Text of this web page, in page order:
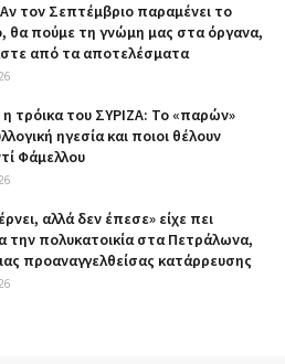
τον Σεπτέμβριο παραμένει το
θα πούμε τη γνώμη μας στα όργανα,
από τα αποτελέσματα
τρόικα του ΣΥΡΙΖΑ: Το «παρών»
ηγεσία και ποιοι θέλουν
Φάμελλου
αλλά δεν έπεσε» είχε πει
την πολυκατοικία στα Πετράλωνα,
προαναγγελθείσας κατάρρευσης